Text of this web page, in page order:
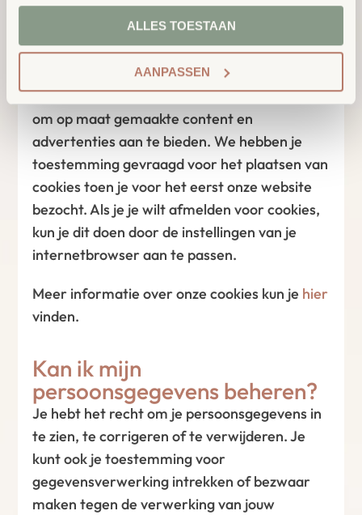
ALLES TOESTAAN
AANPASSEN
voorkeursinstellingen te onthouden en de
website te optimaliseren.
We gebruiken ook cookies van derden, zoals
adverteerders en sociale media-bedrijven,
om op maat gemaakte content en
advertenties aan te bieden. We hebben je
toestemming gevraagd voor het plaatsen van
cookies toen je voor het eerst onze website
bezocht. Als je je wilt afmelden voor cookies,
kun je dit doen door de instellingen van je
internetbrowser aan te passen.
Meer informatie over onze cookies kun je hier
vinden.
Kan ik mijn
persoonsgegevens beheren?
Je hebt het recht om je persoonsgegevens in
te zien, te corrigeren of te verwijderen. Je
kunt ook je toestemming voor
gegevensverwerking intrekken of bezwaar
maken tegen de verwerking van jouw